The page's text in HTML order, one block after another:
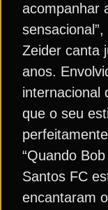
acompanhar
Zeider canta
anos.
internacional
que o seu
“Quando
Santos FC
encantaram